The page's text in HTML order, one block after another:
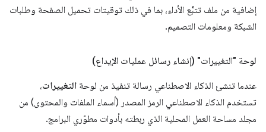
إضافية من ملف تتبُّع الأداء، بما في ذلك توقيتات تحميل الصفحة وطلبات
الشبكة ومعلومات التصميم.
لوحة "التغييرات" (إنشاء رسائل عمليات الإيداع)
عندما تنشئ الذكاء الاصطناعي رسالة تنفيذ من لوحة التغييرات،
تستخدم الذكاء الاصطناعي الرمز المصدر (أسماء الملفات والمحتوى) من
مجلد مساحة العمل المحلية الذي ربطته بأدوات مطوّري البرامج.